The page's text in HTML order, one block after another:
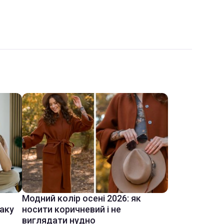
Модний колір осені 2026: як
носити коричневий і не
виглядати нудно